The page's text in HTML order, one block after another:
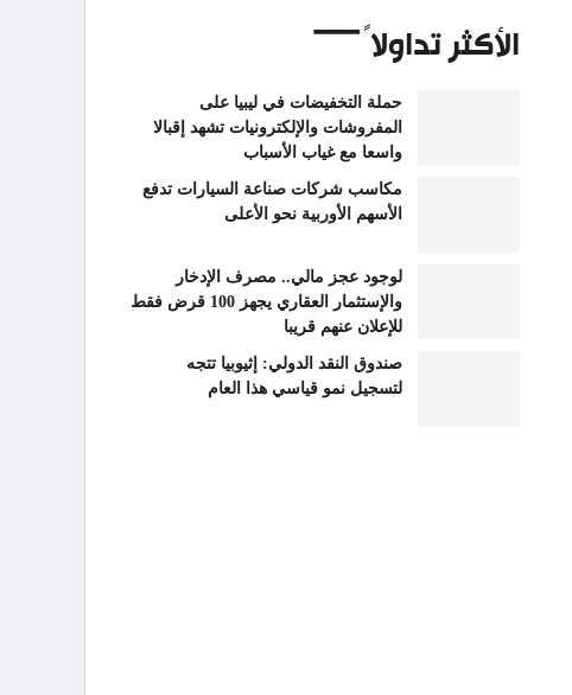
الأكثر تداولاً
حملة التخفيضات في ليبيا على
المفروشات والإلكترونيات تشهد إقبالا
واسعا مع غياب الأسباب
مكاسب شركات صناعة السيارات تدفع
الأسهم الأوربية نحو الأعلى
لوجود عجز مالي.. مصرف الإدخار
والإستثمار العقاري يجهز 100 قرض فقط
للإعلان عنهم قريبا
صندوق النقد الدولي: إثيوبيا تتجه
لتسجيل نمو قياسي هذا العام